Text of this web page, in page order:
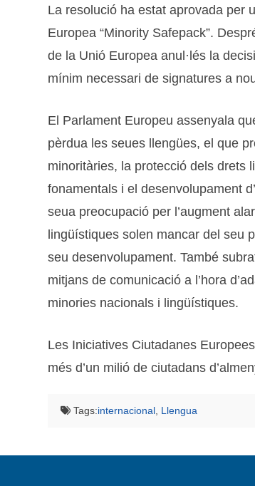
La resolució ha estat aprovada per
Europea “Minority Safepack”.
de la Unió Europea anul·lés la
mínim necessari de signatures a
El Parlament Europeu assenyala
pèrdua les seues llengües, el que
minoritàries, la protecció dels drets
fonamentals i el desenvolupament
seua preocupació per l’augment
lingüístiques solen mancar del seu
seu desenvolupament. També
mitjans de comunicació a l’hora
minories nacionals i lingüístiques.
Les Iniciatives Ciutadanes
més d’un milió de ciutadans
Tags:internacional, Llengua